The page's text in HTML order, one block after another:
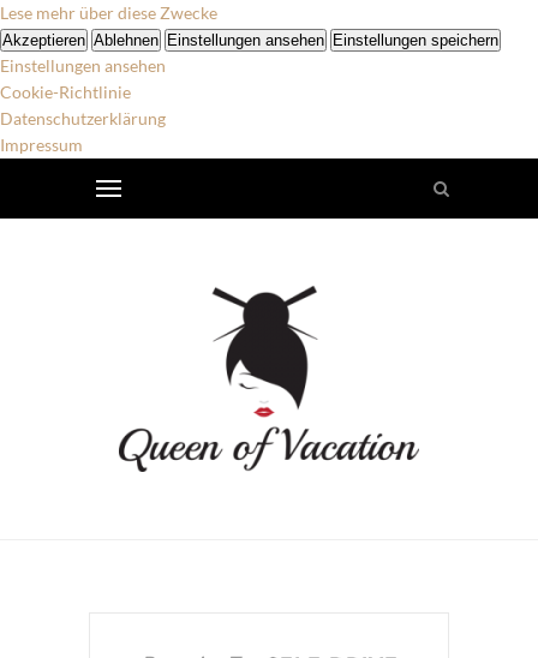
Lese mehr über diese Zwecke
Akzeptieren Ablehnen Einstellungen ansehen Einstellungen speichern
Einstellungen ansehen
Cookie-Richtlinie
Datenschutzerklärung
Impressum